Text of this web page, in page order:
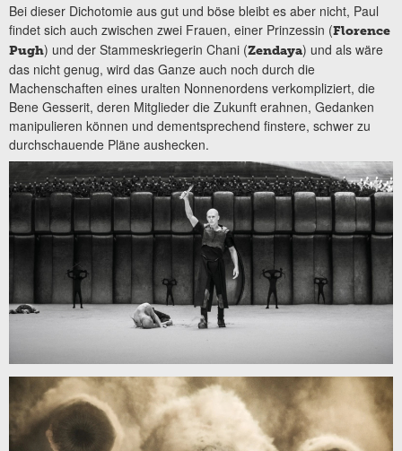
Bei dieser Dichotomie aus gut und böse bleibt es aber nicht, Paul
findet sich auch zwischen zwei Frauen, einer Prinzessin (Florence
Pugh) und der Stammeskriegerin Chani (Zendaya) und als wäre
das nicht genug, wird das Ganze auch noch durch die
Machenschaften eines uralten Nonnenordens verkompliziert, die
Bene Gesserit, deren Mitglieder die Zukunft erahnen, Gedanken
manipulieren können und dementsprechend finstere, schwer zu
durchschauende Pläne aushecken.